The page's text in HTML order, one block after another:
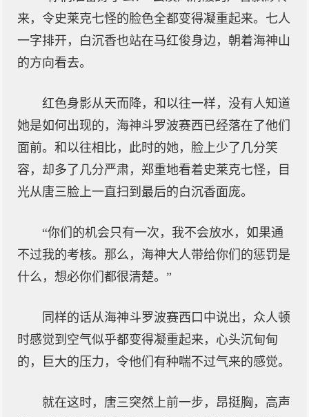
来，令史莱克七怪的脸色全都变得凝重起来。七人
一字排开，白沉香也站在马红俊身边，朝着海神山
的方向看去。
红色身影从天而降，和以往一样，没有人知道
她是如何出现的，海神斗罗波赛西已经落在了他们
面前。和以往相比，此时的她，脸上少了几分笑
容，却多了几分严肃，郑重地看着史莱克七怪，目
光从唐三脸上一直扫到最后的白沉香面庞。
“你们的机会只有一次，我不会放水，如果通
不过我的考核。那么，海神大人带给你们的惩罚是
什么，想必你们都很清楚。”
同样的话从海神斗罗波赛西口中说出，众人顿
时感觉到空气似乎都变得凝重起来，心头沉甸甸
的，巨大的压力，令他们有种喘不过气来的感觉。
就在这时，唐三突然上前一步，昂挺胸，高声